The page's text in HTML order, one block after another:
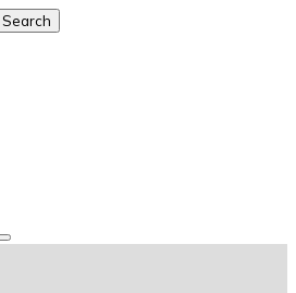
Search